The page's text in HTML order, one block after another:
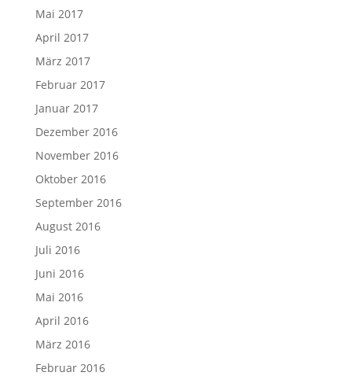
Mai 2017
April 2017
März 2017
Februar 2017
Januar 2017
Dezember 2016
November 2016
Oktober 2016
September 2016
August 2016
Juli 2016
Juni 2016
Mai 2016
April 2016
März 2016
Februar 2016